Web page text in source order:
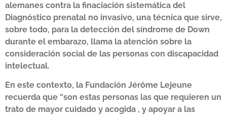
alemanes contra la finaciación sistemática del
Diagnóstico prenatal no invasivo, una técnica que sirve,
sobre todo, para la detección del síndrome de Down
durante el embarazo, llama la atención sobre la
consideración social de las personas con discapacidad
intelectual.
En este contexto, la Fundación Jérôme Lejeune
recuerda que “son estas personas las que requieren un
trato de mayor cuidado y acogida , y apoyar a las